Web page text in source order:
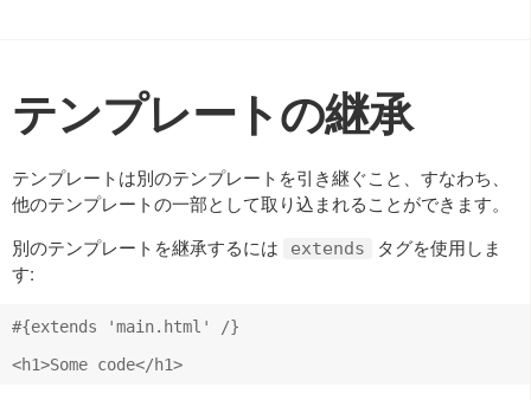
テンプレートの継承
テンプレートは別のテンプレートを引き継ぐこと、すなわち、
他のテンプレートの一部として取り込まれることができます。
別のテンプレートを継承するには
extends
タグを使用しま
す:
#{extends 'main.html' /}